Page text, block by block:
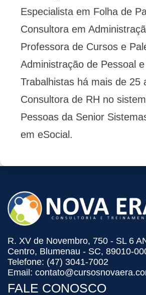
Especialista em Folha de
Consultora em
Professora de Cursos e
Administração de Pessoal
Trabalhistas há mais de 25
Consultora de RH no
Pessoas da Senior
em eSocial.
R. XV de Novembro, 750 - SL 6
Centro, Blumenau - SC, 89010-
Telefone: (47) 3041-7002
Email:
FALE CONOSCO